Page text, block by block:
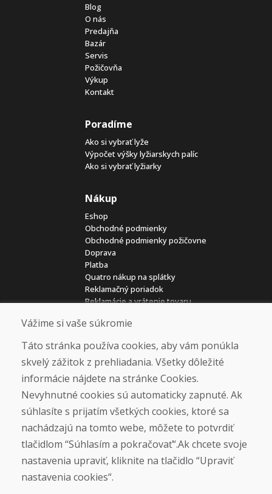
Blog
O nás
Predajňa
Bazár
Servis
Požičovňa
Výkup
Kontakt
Poradíme
Ako si vybrať lyže
Výpočet výšky lyžiarskych palíc
Ako si vybrať lyžiarky
Nákup
Eshop
Obchodné podmienky
Obchodné podmienky požičovne
Doprava
Platba
Quatro nákup na splátky
Reklamačný poriadok
Reklamácie a vrátenie tovaru
Cookies
Overené zákazníkmi
★ ★ ★ ★ ★
Sociálne siete
Otváracie hodiny
Vážime si vaše súkromie
Táto stránka používa cookies, aby vám ponúkla
skvelý zážitok z prehliadania. Všetky dôležité
informácie nájdete na stránke Cookies.
Nevyhnutné cookies sú automaticky zapnuté. Ak
súhlasíte s prijatím všetkých cookies, ktoré sa
nachádzajú na tomto webe, môžete to potvrdiť
tlačidlom “Súhlasím a pokračovať“.Ak chcete svoje
nastavenia upraviť, kliknite na tlačidlo “Upraviť
nastavenia cookies“.